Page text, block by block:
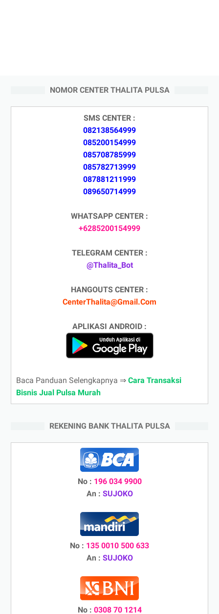
NOMOR CENTER THALITA PULSA
SMS CENTER :
082138564999
085200154999
085708785999
085782713999
087881211999
089650714999
WHATSAPP CENTER :
+6285200154999
TELEGRAM CENTER :
@Thalita_Bot
HANGOUTS CENTER :
CenterThalita@Gmail.Com
APLIKASI ANDROID :
Baca Panduan Selengkapnya ⇒ Cara Transaksi
Bisnis Jual Pulsa Murah
REKENING BANK THALITA PULSA
No : 196 034 9900
An : SUJOKO
No : 135 0010 500 633
An : SUJOKO
No : 0308 70 1214